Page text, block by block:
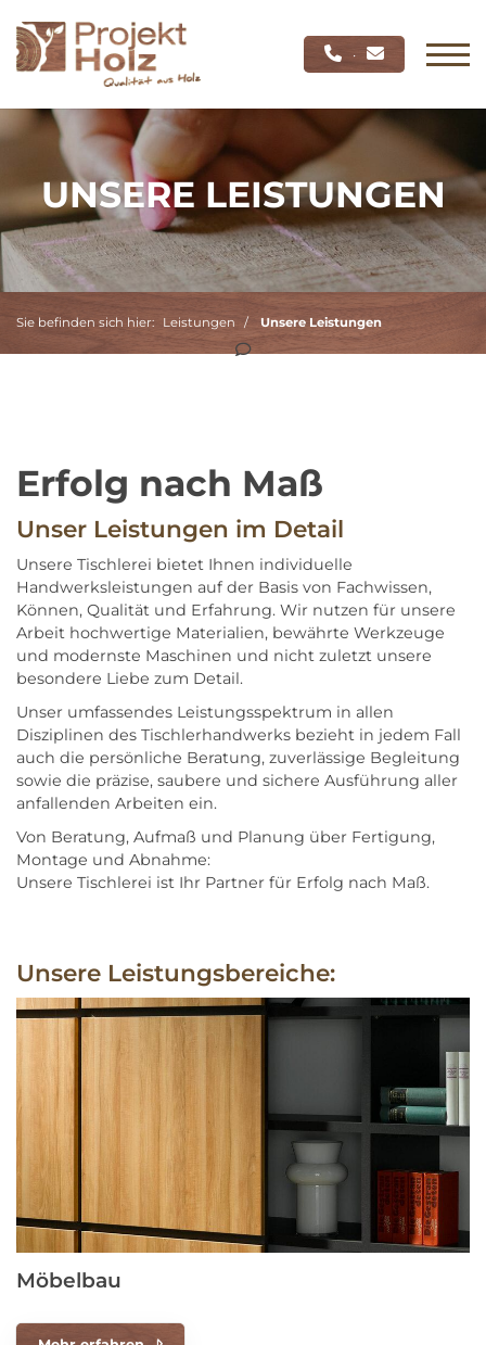
·
UNSERE LEISTUNGEN
Sie befinden sich hier: Leistungen Unsere Leistungen
Erfolg nach Maß
Unser Leistungen im Detail
Unsere Tischlerei bietet Ihnen individuelle
Handwerksleistungen auf der Basis von Fachwissen,
Können, Qualität und Erfahrung. Wir nutzen für unsere
Arbeit hochwertige Materialien, bewährte Werkzeuge
und modernste Maschinen und nicht zuletzt unsere
besondere Liebe zum Detail.
Unser umfassendes Leistungsspektrum in allen
Disziplinen des Tischlerhandwerks bezieht in jedem Fall
auch die persönliche Beratung, zuverlässige Begleitung
sowie die präzise, saubere und sichere Ausführung aller
anfallenden Arbeiten ein.
Von Beratung, Aufmaß und Planung über Fertigung,
Montage und Abnahme:
Unsere Tischlerei ist Ihr Partner für Erfolg nach Maß.
Unsere Leistungsbereiche:
Möbelbau